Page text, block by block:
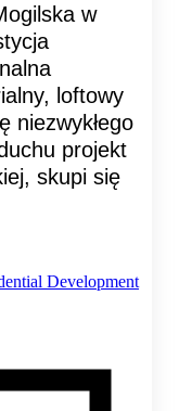
w
loftowy
niezwykłego
projekt
skupi się
Development